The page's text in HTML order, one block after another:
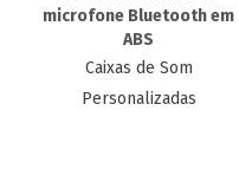
microfone Bluetooth em
ABS
Caixas de Som
Personalizadas